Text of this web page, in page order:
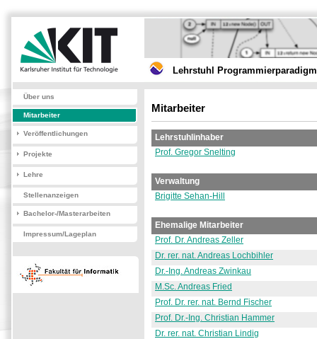
Lehrstuhl
Über uns
Mitarbeiter
Veröffentlichungen
Projekte
Lehre
Stellenanzeigen
Bachelor-/Masterarbeiten
Impressum/Lageplan
Mitarbeiter
Lehrstuhlinhaber
Prof. Gregor Snelting
Verwaltung
Brigitte Sehan-Hill
Ehemalige Mitarbeiter
Prof. Dr. Andreas Zeller
Dr. rer. nat. Andreas Lochbihler
Dr.-Ing. Andreas Zwinkau
M.Sc. Andreas Fried
Prof. Dr. rer. nat. Bernd Fischer
Prof. Dr.-Ing. Christian Hammer
Dr. rer. nat. Christian Lindig